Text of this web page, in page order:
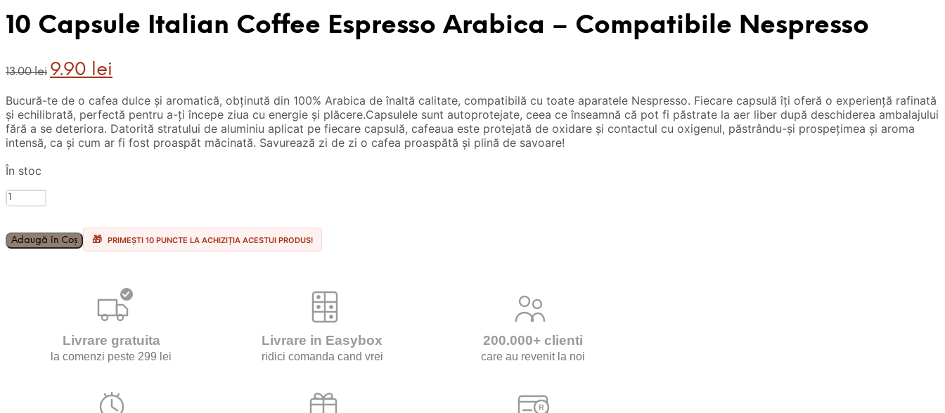
10 Capsule Italian Coffee Espresso Arabica – Compatibile Nespresso
13.00lei
Prețul
inițial
fost:
13.00 lei.
9.90 leicurent
9.90 lei.
Bucură-te de o cafea dulce și aromatică, obținută din 100% Arabica de înaltă calitate, compatibilă cu toate aparatele Nespresso. Fiecare capsulă îți oferă o experiență rafinată
și echilibrată, perfectă pentru a-ți începe ziua cu energie și plăcere.Capsulele sunt autoprotejate, ceea ce înseamnă că pot fi păstrate la aer liber după deschiderea ambalajului
fără a se deteriora. Datorită stratului de aluminiu aplicat pe fiecare capsulă, cafeaua este protejată de oxidare și contactul cu oxigenul, păstrându-și prospețimea și aroma
intensă, ca și cum ar fi fost proaspăt măcinată. Savurează zi de zi o cafea proaspătă și plină de savoare!
În stoc
Cantitate
10
Italian
Coffee
Adaugă în Coș PRIMEȘTI 10 PUNCTE LA ACHIZIȚIA ACESTUI PRODUS!